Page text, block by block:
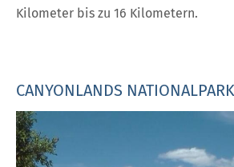
Kilometer bis zu 16 Kilometern.
CANYONLANDS